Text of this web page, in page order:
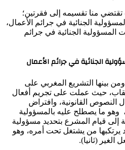
منا تقسيمه إلى فقرتين؛
الجنائية في جرائم الأعمال،
المسؤولية الجنائية في جرائم
الجنائية في جرائم الأعمال
بينها التشريع المغربي على
حيث عملت على تجريم أفعال
النصوص القانونية، وافتراض
وهو ما يصطلح عليه بالمسؤولية
إلى قيام المشرع بتحديد مسؤولية
يرتكبها من يشتغل تحت أمره، وهو
(ثانيا).